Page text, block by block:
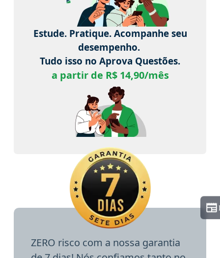
Estude. Pratique. Acompanhe seu
desempenho.
Tudo isso no Aprova Questões.
a partir de R$ 14,90/mês
ZERO risco com a nossa garantia